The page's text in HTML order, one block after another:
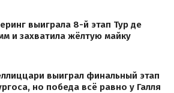
выиграла 8-й этап Тур де
и захватила жёлтую майку
выиграл финальный этап
но победа всё равно у Галля